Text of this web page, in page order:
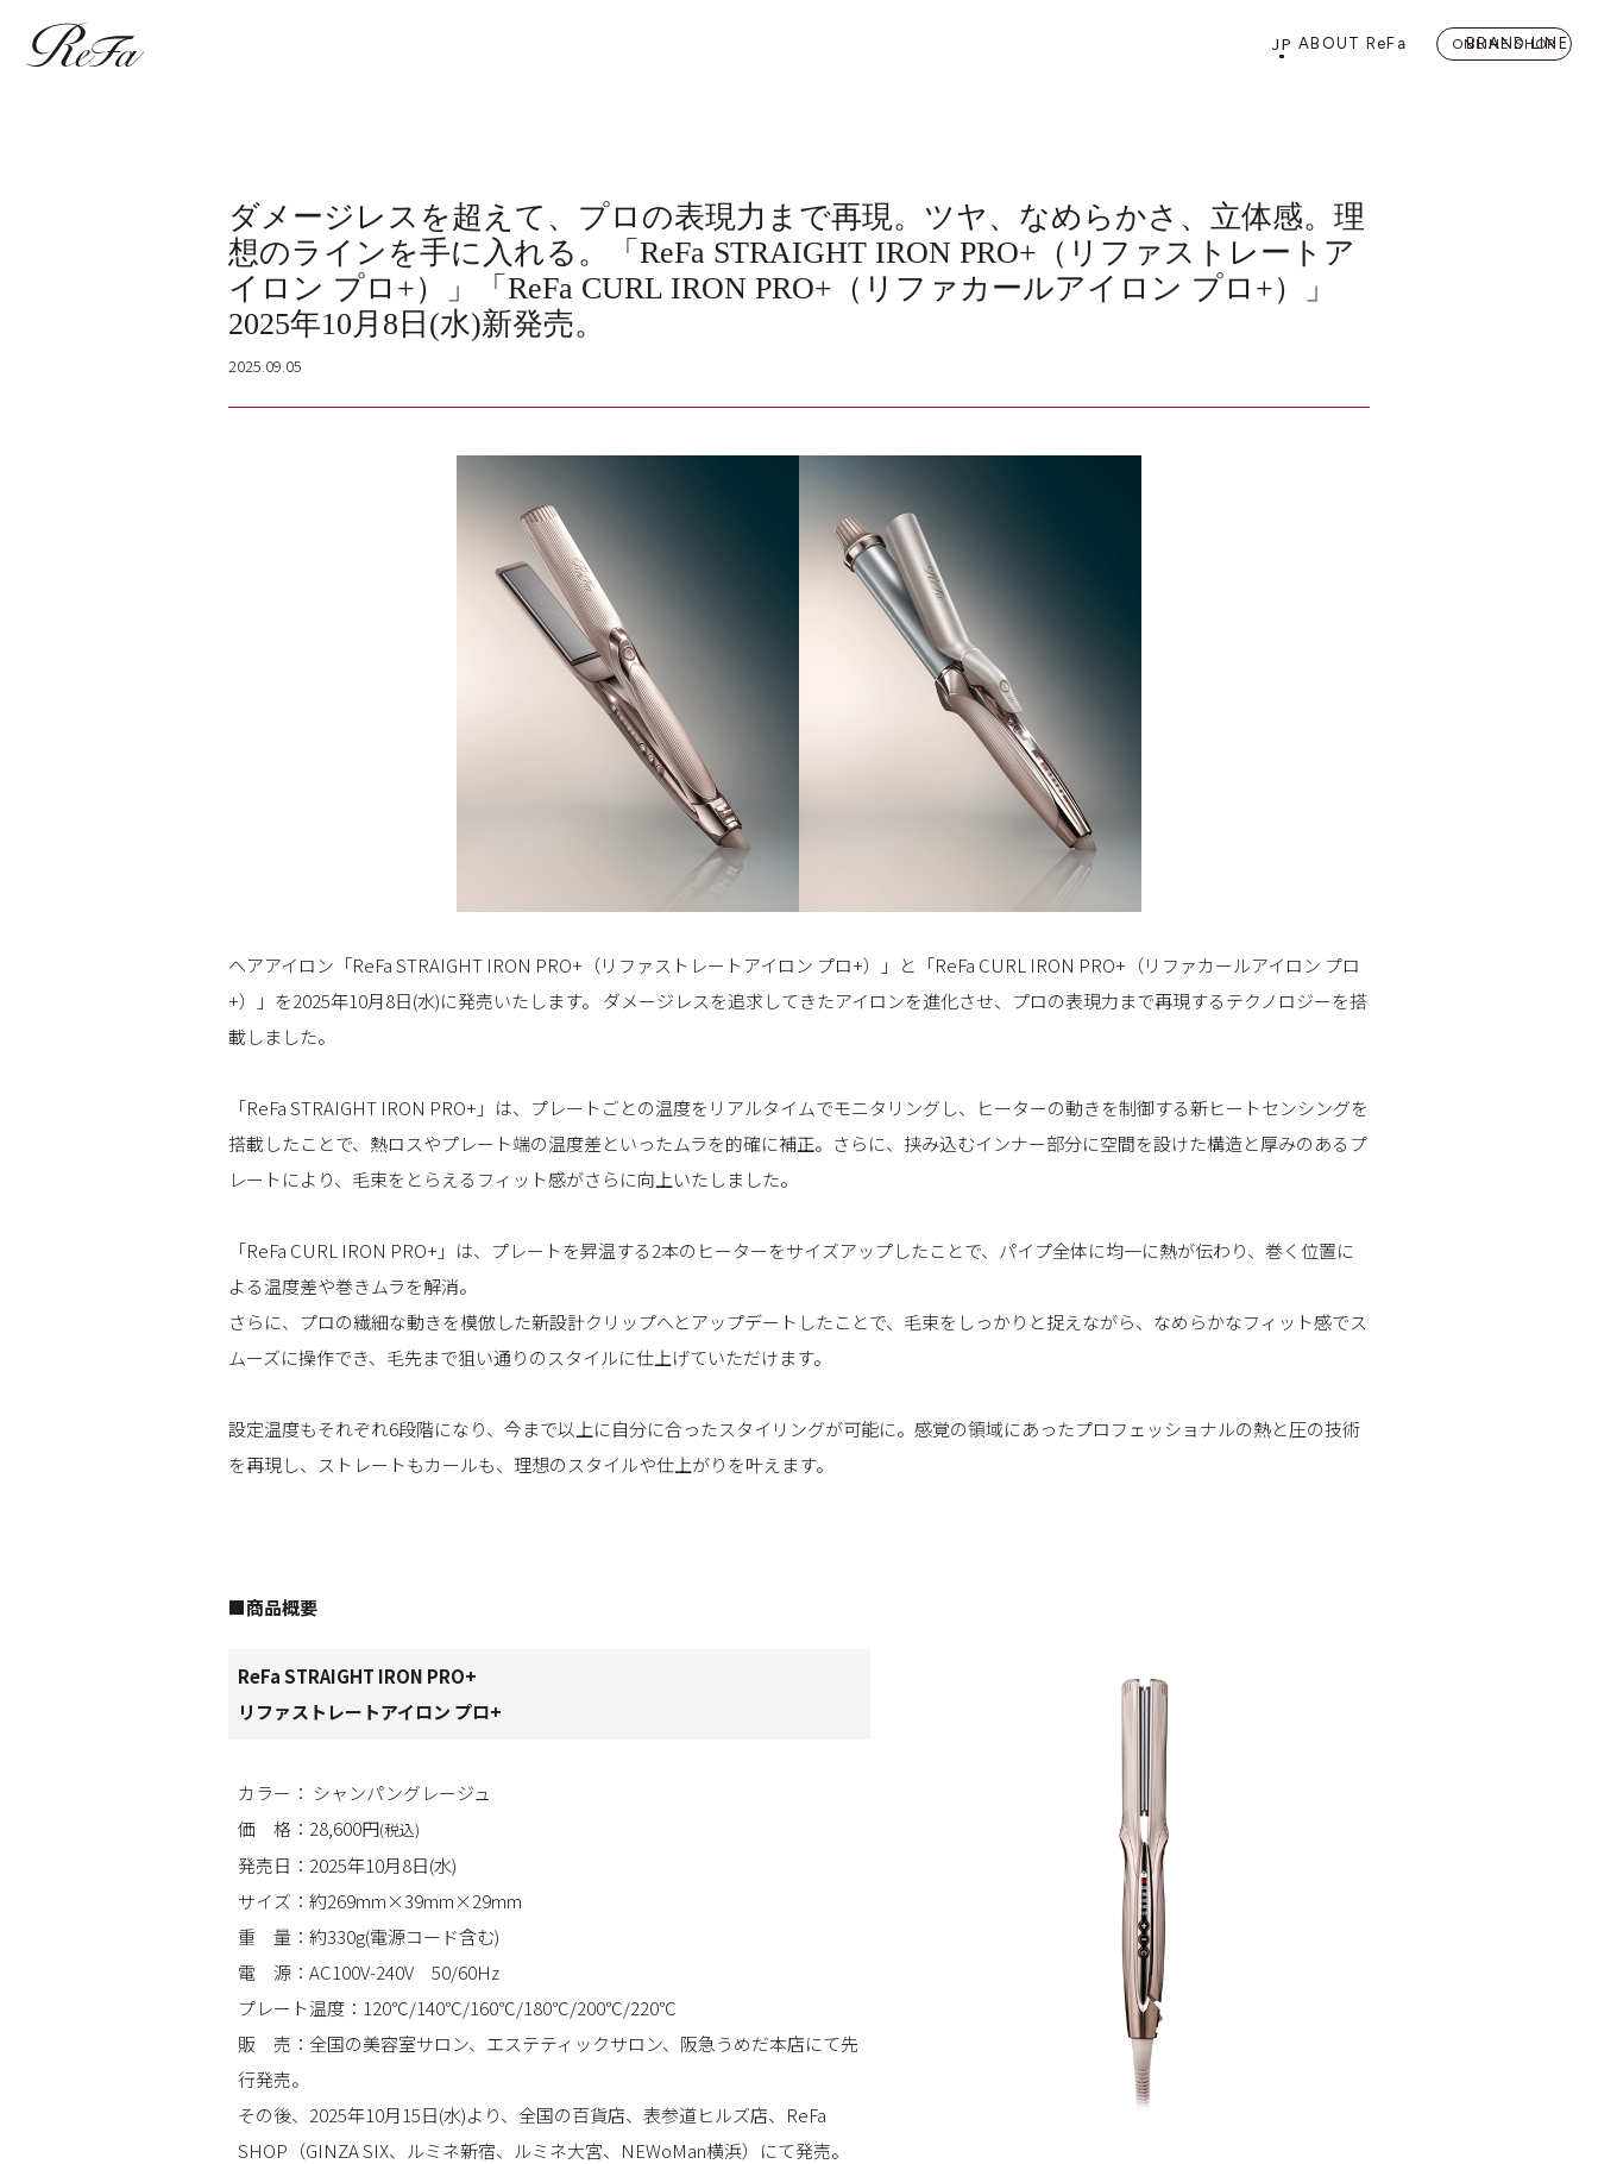
ONLINE SHOP
JP ABOUT ReFa BRAND LINE
ダメージレスを超えて、プロの表現力まで再現。ツヤ、なめらかさ、立体感。理
想のラインを手に入れる。「ReFa STRAIGHT IRON PRO+（リファストレートア
イロン プロ+）」「ReFa CURL IRON PRO+（リファカールアイロン プロ+）」
2025年10月8日(水)新発売。
2025.09.05
ヘアアイロン「ReFa STRAIGHT IRON PRO+（リファストレートアイロン プロ+）」と「ReFa CURL IRON PRO+（リファカールアイロン プロ
+）」を2025年10月8日(水)に発売いたします。 ダメージレスを追求してきたアイロンを進化させ、プロの表現力まで再現するテクノロジーを搭
載しました。
「ReFa STRAIGHT IRON PRO+」は、プレートごとの温度をリアルタイムでモニタリングし、ヒーターの動きを制御する新ヒートセンシングを
搭載したことで、熱ロスやプレート端の温度差といったムラを的確に補正。さらに、挟み込むインナー部分に空間を設けた構造と厚みのあるプ
レートにより、毛束をとらえるフィット感がさらに向上いたしました。
「ReFa CURL IRON PRO+」は、プレートを昇温する2本のヒーターをサイズアップしたことで、パイプ全体に均一に熱が伝わり、巻く位置に
よる温度差や巻きムラを解消。
さらに、プロの繊細な動きを模倣した新設計クリップへとアップデートしたことで、毛束をしっかりと捉えながら、なめらかなフィット感でス
ムーズに操作でき、毛先まで狙い通りのスタイルに仕上げていただけます。
設定温度もそれぞれ6段階になり、今まで以上に自分に合ったスタイリングが可能に。感覚の領域にあったプロフェッショナルの熱と圧の技術
を再現し、ストレートもカールも、理想のスタイルや仕上がりを叶えます。
■商品概要
ReFa STRAIGHT IRON PRO+
リファストレートアイロン プロ+
カラー： シャンパングレージュ
価 格：28,600円(税込)
発売日：2025年10月8日(水)
サイズ：約269mm×39mm×29mm
重 量：約330g(電源コード含む)
電 源：AC100V-240V 50/60Hz
プレート温度：120℃/140℃/160℃/180℃/200℃/220℃
販 売：全国の美容室サロン、エステティックサロン、阪急うめだ本店にて先
行発売。
その後、2025年10月15日(水)より、全国の百貨店、表参道ヒルズ店、ReFa
SHOP（GINZA SIX、ルミネ新宿、ルミネ大宮、NEWoMan横浜）にて発売。